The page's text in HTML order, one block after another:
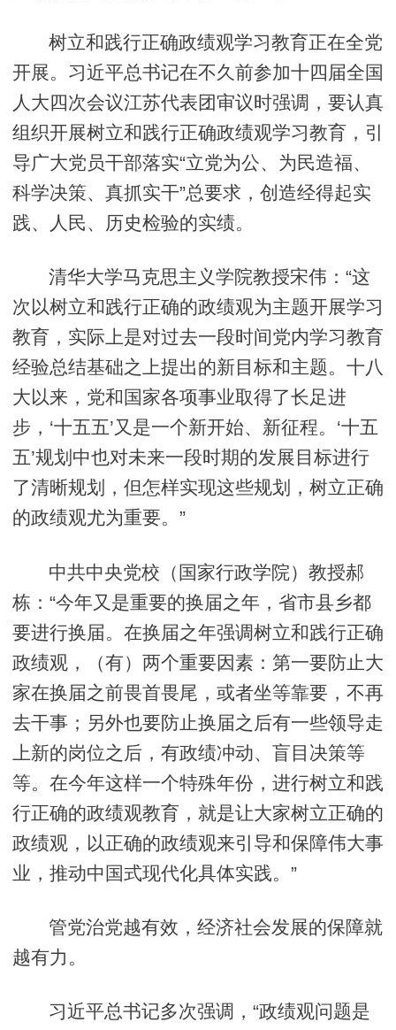
树立和践行正确政绩观学习教育正在全党
开展。习近平总书记在不久前参加十四届全国
人大四次会议江苏代表团审议时强调，要认真
组织开展树立和践行正确政绩观学习教育，引
导广大党员干部落实“立党为公、为民造福、
科学决策、真抓实干”总要求，创造经得起实
践、人民、历史检验的实绩。
清华大学马克思主义学院教授宋伟：“这
次以树立和践行正确的政绩观为主题开展学习
教育，实际上是对过去一段时间党内学习教育
经验总结基础之上提出的新目标和主题。十八
大以来，党和国家各项事业取得了长足进
步，‘十五五’又是一个新开始、新征程。‘十五
五’规划中也对未来一段时期的发展目标进行
了清晰规划，但怎样实现这些规划，树立正确
的政绩观尤为重要。”
中共中央党校（国家行政学院）教授郝
栋：“今年又是重要的换届之年，省市县乡都
要进行换届。在换届之年强调树立和践行正确
政绩观，（有）两个重要因素：第一要防止大
家在换届之前畏首畏尾，或者坐等靠要，不再
去干事；另外也要防止换届之后有一些领导走
上新的岗位之后，有政绩冲动、盲目决策等
等。在今年这样一个特殊年份，进行树立和践
行正确的政绩观教育，就是让大家树立正确的
政绩观，以正确的政绩观来引导和保障伟大事
业，推动中国式现代化具体实践。”
管党治党越有效，经济社会发展的保障就
越有力。
习近平总书记多次强调，“政绩观问题是